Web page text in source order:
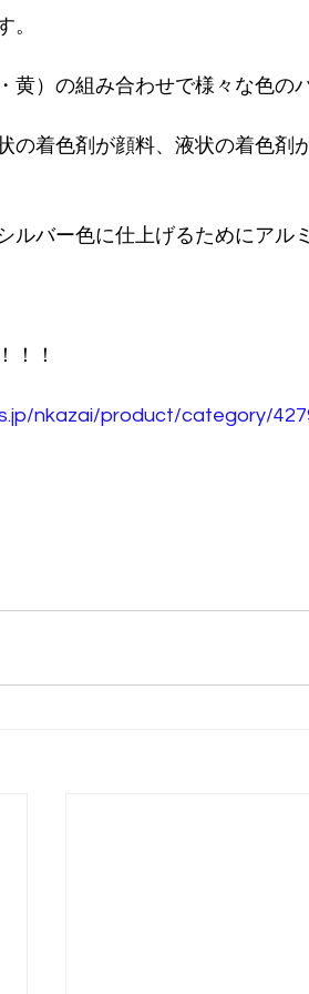
。
黄）の組み合わせで様々な色の
の着色剤が顔料、液状の着色剤
ルバー色に仕上げるためにアル
！！
nkazai/product/category/